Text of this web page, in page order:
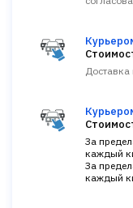
Доставка
За
каждый
За
каждый